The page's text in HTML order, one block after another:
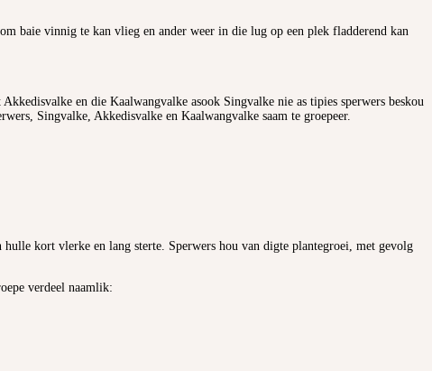
baie vinnig te kan vlieg en ander weer in die lug op een plek fladderend kan
en die Kaalwangvalke asook Singvalke nie as tipies sperwers beskou
Singvalke, Akkedisvalke en Kaalwangvalke saam te groepeer.
kort vlerke en lang sterte. Sperwers hou van digte plantegroei, met gevolg
verdeel naamlik: